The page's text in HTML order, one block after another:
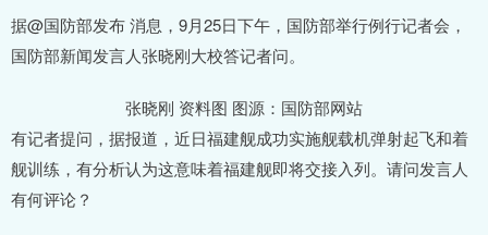
据@国防部发布 消息，9月25日下午，国防部举行例行记者会，
国防部新闻发言人张晓刚大校答记者问。
张晓刚 资料图 图源：国防部网站
有记者提问，据报道，近日福建舰成功实施舰载机弹射起飞和着
舰训练，有分析认为这意味着福建舰即将交接入列。请问发言人
有何评论？